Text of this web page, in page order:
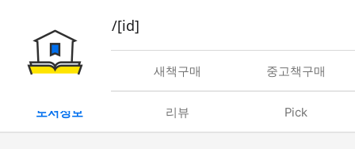
book/rent/[id]
대여 새책구매 중고책구매
도서정보 리뷰 Pick